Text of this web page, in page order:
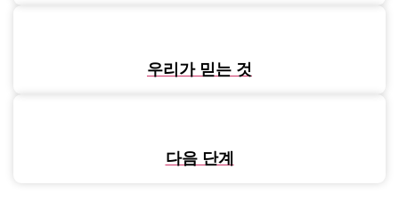
우리가 믿는 것
다음 단계